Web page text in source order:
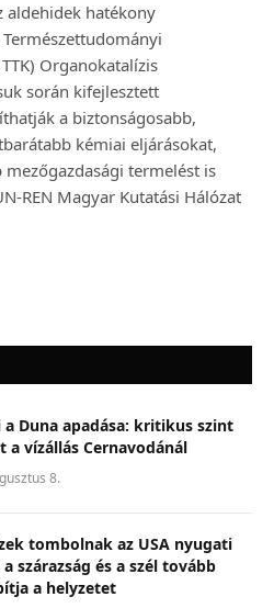
aldehidek hatékony
Organokatalízis
során kifejlesztett
a biztonságosabb,
kémiai eljárásokat,
termelést is
REN Magyar Kutatási Hálózat
a Duna apadása: kritikus szint
a vízállás Cernavodánál
8.
tombolnak az USA nyugati
a szárazság és a szél tovább
a helyzetet